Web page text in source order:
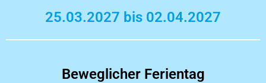
25.03.2027 bis 02.04.2027
Beweglicher Ferientag